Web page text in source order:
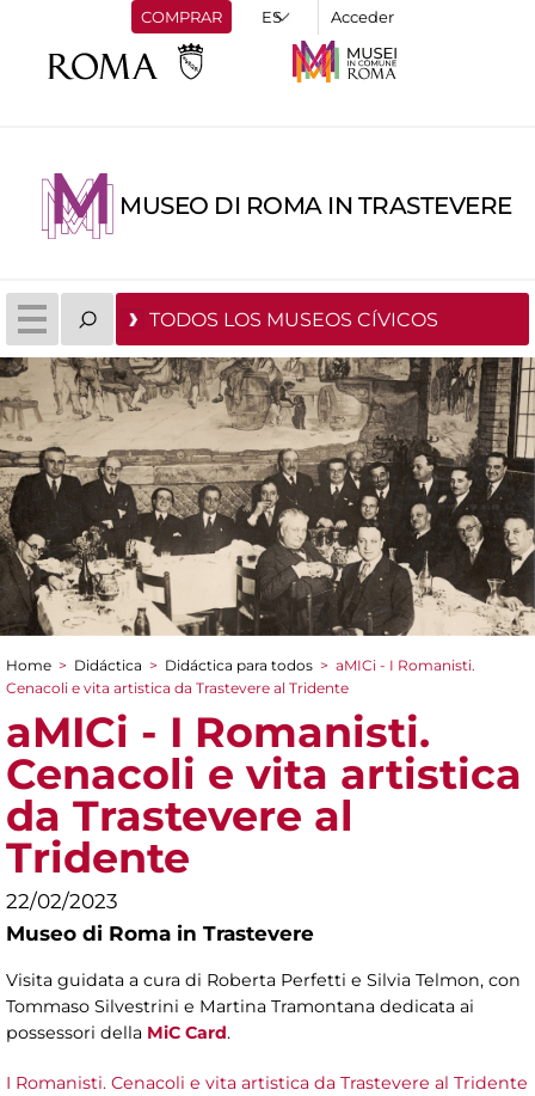
COMPRAR Acceder
MUSEO DI ROMA IN TRASTEVERE
TODOS LOS MUSEOS CÍVICOS
You are here
Home > Didáctica > Didáctica para todos > aMICi - I Romanisti.
Cenacoli e vita artistica da Trastevere al Tridente
aMICi - I Romanisti.
Cenacoli e vita artistica
da Trastevere al
Tridente
22/02/2023
Museo di Roma in Trastevere
Visita guidata a cura di Roberta Perfetti e Silvia Telmon, con
Tommaso Silvestrini e Martina Tramontana dedicata ai
possessori della MiC Card.
I Romanisti. Cenacoli e vita artistica da Trastevere al Tridente